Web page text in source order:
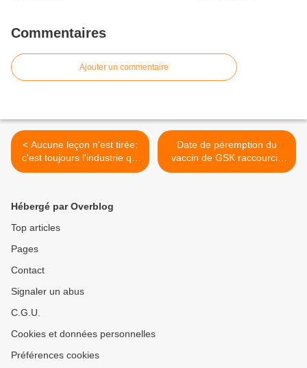
Commentaires
Ajouter un commentaire
< Aucune leçon n'est tirée:
c'est toujours l'industrie qui
finance...
Date de péremption du
vaccin de GSK raccourcie
d'un an >
Hébergé par Overblog
Top articles
Pages
Contact
Signaler un abus
C.G.U.
Cookies et données personnelles
Préférences cookies